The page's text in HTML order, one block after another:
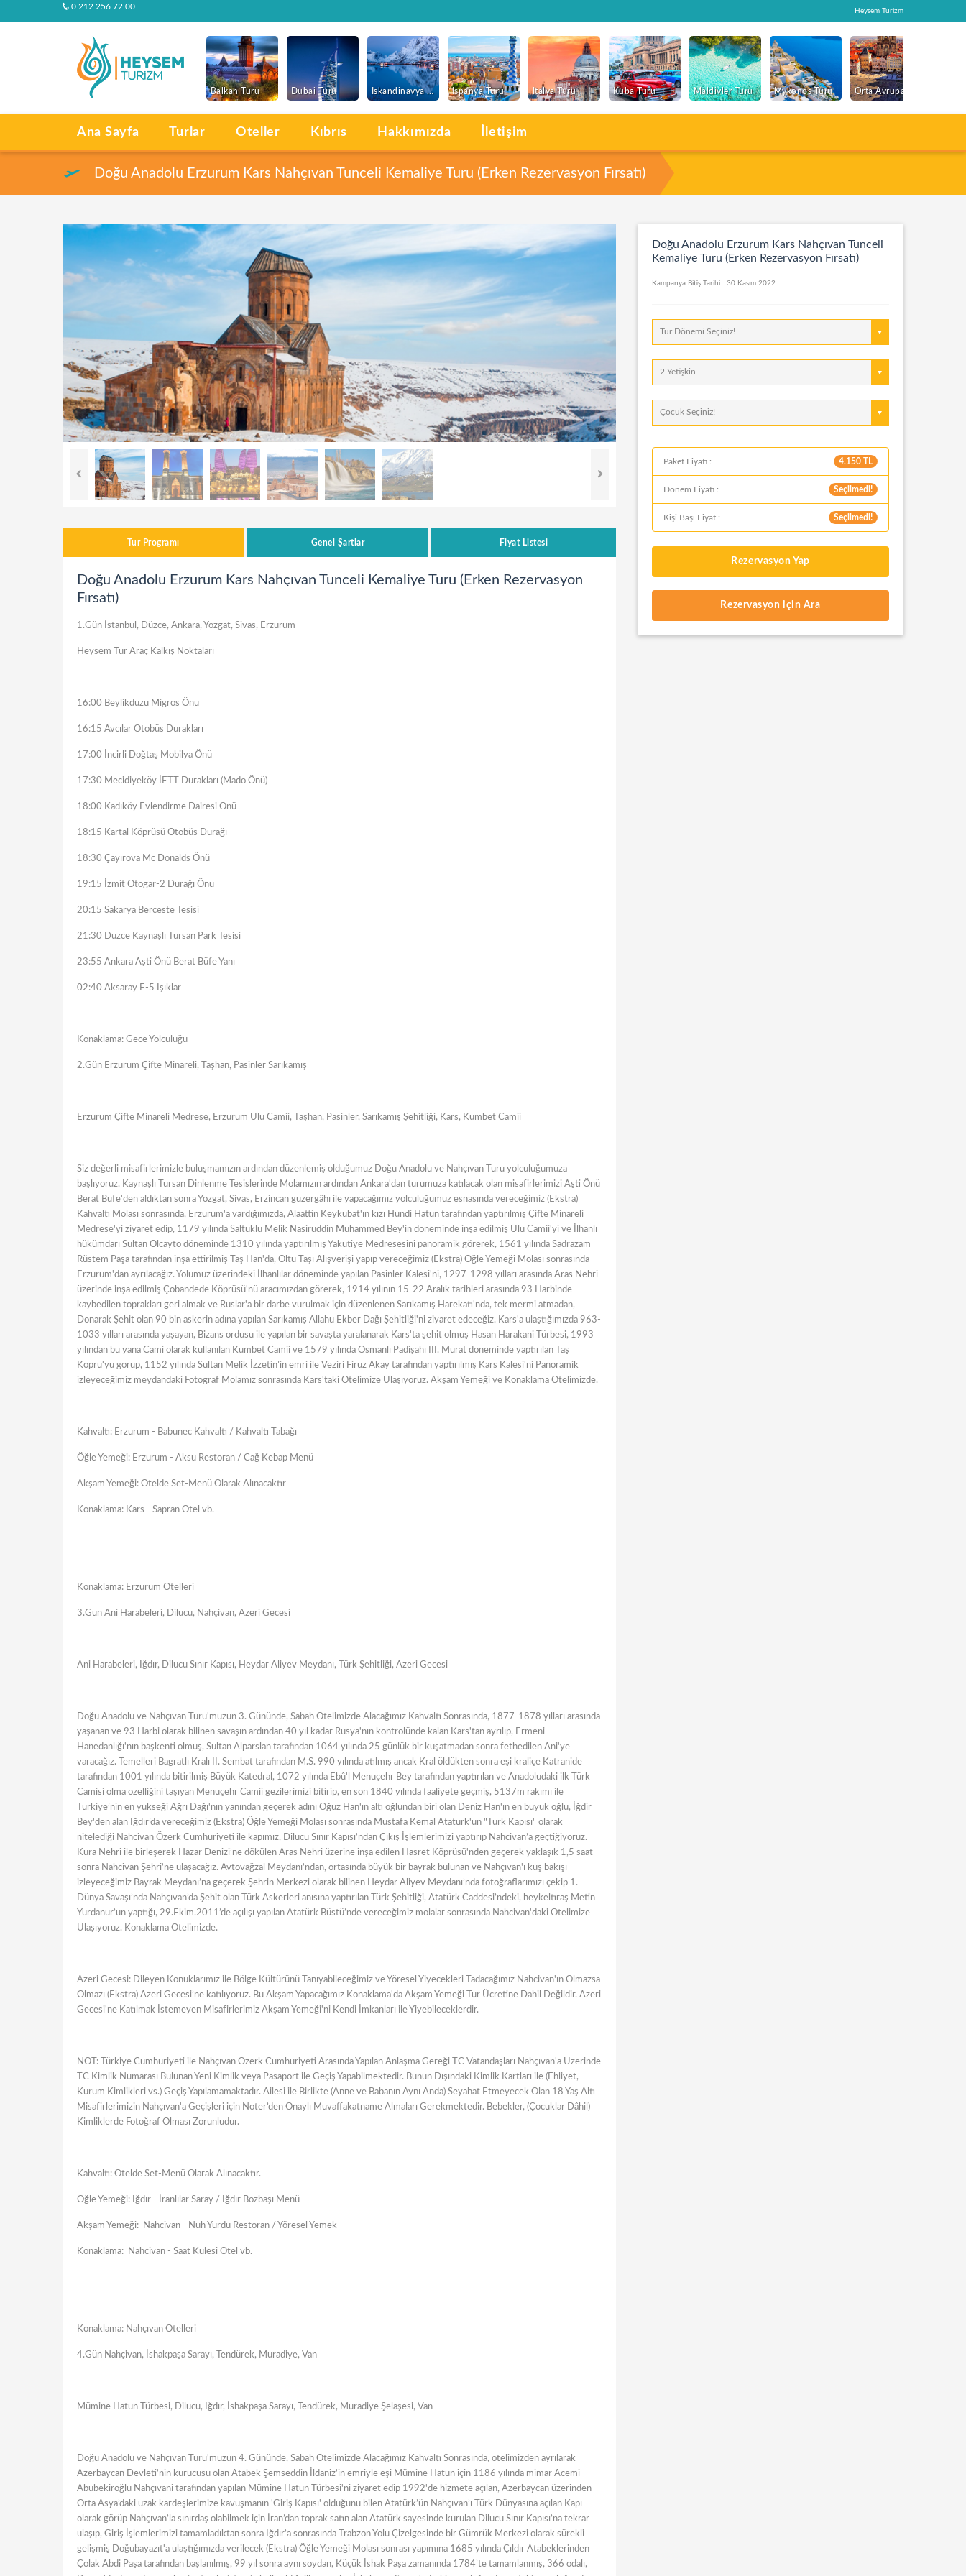
0 212 256 72 00 Heysem Turizm
Balkan Turu Dubai Turu Iskandinavya Turu Ispanya Turu Italya Turu Kuba Turu Maldivler Turu Mykonos Turu
Ana Sayfa Turlar Oteller Kıbrıs Hakkımızda İletişim
Doğu Anadolu Erzurum Kars Nahçıvan Tunceli Kemaliye Turu (Erken Rezervasyon Fırsatı)
Doğu Anadolu Erzurum Kars Nahçıvan Tunceli
Kemaliye Turu (Erken Rezervasyon Fırsatı)
Kampanya Bitiş Tarihi : 30 Kasım 2022
Tur Dönemi Seçiniz!
2 Yetişkin
Çocuk Seçiniz!
Paket Fiyatı : 4.150 TL
Dönem Fiyatı : Seçilmedi!
Kişi Başı Fiyat : Seçilmedi!
Rezervasyon Yap
Rezervasyon için Ara
Tur Programı Genel Şartlar Fiyat Listesi
Doğu Anadolu Erzurum Kars Nahçıvan Tunceli Kemaliye Turu (Erken Rezervasyon
Fırsatı)
1.Gün İstanbul, Düzce, Ankara, Yozgat, Sivas, Erzurum
Heysem Tur Araç Kalkış Noktaları
16:00 Beylikdüzü Migros Önü
16:15 Avcılar Otobüs Durakları
17:00 İncirli Doğtaş Mobilya Önü
17:30 Mecidiyeköy İETT Durakları (Mado Önü)
18:00 Kadıköy Evlendirme Dairesi Önü
18:15 Kartal Köprüsü Otobüs Durağı
18:30 Çayırova Mc Donalds Önü
19:15 İzmit Otogar-2 Durağı Önü
20:15 Sakarya Berceste Tesisi
21:30 Düzce Kaynaşlı Türsan Park Tesisi
23:55 Ankara Aşti Önü Berat Büfe Yanı
02:40 Aksaray E-5 Işıklar
Konaklama: Gece Yolculuğu
2.Gün Erzurum Çifte Minareli, Taşhan, Pasinler Sarıkamış
Erzurum Çifte Minareli Medrese, Erzurum Ulu Camii, Taşhan, Pasinler, Sarıkamış Şehitliği, Kars, Kümbet Camii
Siz değerli misafirlerimizle buluşmamızın ardından düzenlemiş olduğumuz Doğu Anadolu ve Nahçıvan Turu yolculuğumuza
başlıyoruz. Kaynaşlı Tursan Dinlenme Tesislerinde Molamızın ardından Ankara'dan turumuza katılacak olan misafirlerimizi Aşti Önü
Berat Büfe'den aldıktan sonra Yozgat, Sivas, Erzincan güzergâhı ile yapacağımız yolculuğumuz esnasında vereceğimiz (Ekstra)
Kahvaltı Molası sonrasında, Erzurum'a vardığımızda, Alaattin Keykubat'ın kızı Hundi Hatun tarafından yaptırılmış Çifte Minareli
Medrese'yi ziyaret edip, 1179 yılında Saltuklu Melik Nasirüddin Muhammed Bey'in döneminde inşa edilmiş Ulu Camii'yi ve İlhanlı
hükümdarı Sultan Olcayto döneminde 1310 yılında yaptırılmış Yakutiye Medresesini panoramik görerek, 1561 yılında Sadrazam
Rüstem Paşa tarafından inşa ettirilmiş Taş Han'da, Oltu Taşı Alışverişi yapıp vereceğimiz (Ekstra) Öğle Yemeği Molası sonrasında
Erzurum'dan ayrılacağız. Yolumuz üzerindeki İlhanlılar döneminde yapılan Pasinler Kalesi'ni, 1297-1298 yılları arasında Aras Nehri
üzerinde inşa edilmiş Çobandede Köprüsü'nü aracımızdan görerek, 1914 yılının 15-22 Aralık tarihleri arasında 93 Harbinde
kaybedilen toprakları geri almak ve Ruslar'a bir darbe vurulmak için düzenlenen Sarıkamış Harekatı'nda, tek mermi atmadan,
Donarak Şehit olan 90 bin askerin adına yapılan Sarıkamış Allahu Ekber Dağı Şehitliği'ni ziyaret edeceğiz. Kars'a ulaştığımızda 963-
1033 yılları arasında yaşayan, Bizans ordusu ile yapılan bir savaşta yaralanarak Kars'ta şehit olmuş Hasan Harakani Türbesi, 1993
yılından bu yana Cami olarak kullanılan Kümbet Camii ve 1579 yılında Osmanlı Padişahı III. Murat döneminde yaptırılan Taş
Köprü'yü görüp, 1152 yılında Sultan Melik İzzetin’in emri ile Veziri Firuz Akay tarafından yaptırılmış Kars Kalesi'ni Panoramik
izleyeceğimiz meydandaki Fotograf Molamız sonrasında Kars'taki Otelimize Ulaşıyoruz. Akşam Yemeği ve Konaklama Otelimizde.
Kahvaltı: Erzurum - Babunec Kahvaltı / Kahvaltı Tabağı
Öğle Yemeği: Erzurum - Aksu Restoran / Cağ Kebap Menü
Akşam Yemeği: Otelde Set-Menü Olarak Alınacaktır
Konaklama: Kars - Sapran Otel vb.
Konaklama: Erzurum Otelleri
3.Gün Ani Harabeleri, Dilucu, Nahçivan, Azeri Gecesi
Ani Harabeleri, Iğdır, Dilucu Sınır Kapısı, Heydar Aliyev Meydanı, Türk Şehitliği, Azeri Gecesi
Doğu Anadolu ve Nahçıvan Turu'muzun 3. Gününde, Sabah Otelimizde Alacağımız Kahvaltı Sonrasında, 1877-1878 yılları arasında
yaşanan ve 93 Harbi olarak bilinen savaşın ardından 40 yıl kadar Rusya'nın kontrolünde kalan Kars'tan ayrılıp, Ermeni
Hanedanlığı'nın başkenti olmuş, Sultan Alparslan tarafından 1064 yılında 25 günlük bir kuşatmadan sonra fethedilen Ani'ye
varacağız. Temelleri Bagratlı Kralı II. Sembat tarafından M.S. 990 yılında atılmış ancak Kral öldükten sonra eşi kraliçe Katranide
tarafından 1001 yılında bitirilmiş Büyük Katedral, 1072 yılında Ebû'l Menuçehr Bey tarafından yaptırılan ve Anadoludaki ilk Türk
Camisi olma özelliğini taşıyan Menuçehr Camii gezilerimizi bitirip, en son 1840 yılında faaliyete geçmiş, 5137m rakımı ile
Türkiye’nin en yükseği Ağrı Dağı'nın yanından geçerek adını Oğuz Han'ın altı oğlundan biri olan Deniz Han'ın en büyük oğlu, İğdir
Bey'den alan Iğdır’da vereceğimiz (Ekstra) Öğle Yemeği Molası sonrasında Mustafa Kemal Atatürk'ün "Türk Kapısı" olarak
nitelediği Nahcivan Özerk Cumhuriyeti ile kapımız, Dilucu Sınır Kapısı’ndan Çıkış İşlemlerimizi yaptırıp Nahcivan’a geçtiğiyoruz.
Kura Nehri ile birleşerek Hazar Denizi’ne dökülen Aras Nehri üzerine inşa edilen Hasret Köprüsü'nden geçerek yaklaşık 1,5 saat
sonra Nahcivan Şehri’ne ulaşacağız. Avtovağzal Meydanı’ndan, ortasında büyük bir bayrak bulunan ve Nahçıvan'ı kuş bakışı
izleyeceğimiz Bayrak Meydanı’na geçerek Şehrin Merkezi olarak bilinen Heydar Aliyev Meydanı’nda fotoğraflarımızı çekip 1.
Dünya Savaşı’nda Nahçıvan’da Şehit olan Türk Askerleri anısına yaptırılan Türk Şehitliği, Atatürk Caddesi’ndeki, heykeltıraş Metin
Yurdanur’un yaptığı, 29.Ekim.2011’de açılışı yapılan Atatürk Büstü’nde vereceğimiz molalar sonrasında Nahcivan'daki Otelimize
Ulaşıyoruz. Konaklama Otelimizde.
Azeri Gecesi: Dileyen Konuklarımız ile Bölge Kültürünü Tanıyabileceğimiz ve Yöresel Yiyecekleri Tadacağımız Nahcivan'ın Olmazsa
Olmazı (Ekstra) Azeri Gecesi’ne katılıyoruz. Bu Akşam Yapacağımız Konaklama'da Akşam Yemeği Tur Ücretine Dahil Değildir. Azeri
Gecesi'ne Katılmak İstemeyen Misafirlerimiz Akşam Yemeği'ni Kendi İmkanları ile Yiyebileceklerdir.
NOT: Türkiye Cumhuriyeti ile Nahçıvan Özerk Cumhuriyeti Arasında Yapılan Anlaşma Gereği TC Vatandaşları Nahçıvan'a Üzerinde
TC Kimlik Numarası Bulunan Yeni Kimlik veya Pasaport ile Geçiş Yapabilmektedir. Bunun Dışındaki Kimlik Kartları ile (Ehliyet,
Kurum Kimlikleri vs.) Geçiş Yapılamamaktadır. Ailesi ile Birlikte (Anne ve Babanın Aynı Anda) Seyahat Etmeyecek Olan 18 Yaş Altı
Misafirlerimizin Nahçıvan'a Geçişleri için Noter’den Onaylı Muvaffakatname Almaları Gerekmektedir. Bebekler, (Çocuklar Dâhil)
Kimliklerde Fotoğraf Olması Zorunludur.
Kahvaltı: Otelde Set-Menü Olarak Alınacaktır.
Öğle Yemeği: Iğdır - İranlılar Saray / Iğdır Bozbaşı Menü
Akşam Yemeği: Nahcivan - Nuh Yurdu Restoran / Yöresel Yemek
Konaklama: Nahcivan - Saat Kulesi Otel vb.
Konaklama: Nahçıvan Otelleri
4.Gün Nahçivan, İshakpaşa Sarayı, Tendürek, Muradiye, Van
Mümine Hatun Türbesi, Dilucu, Iğdır, İshakpaşa Sarayı, Tendürek, Muradiye Şelaşesi, Van
Doğu Anadolu ve Nahçıvan Turu'muzun 4. Gününde, Sabah Otelimizde Alacağımız Kahvaltı Sonrasında, otelimizden ayrılarak
Azerbaycan Devleti’nin kurucusu olan Atabek Şemseddin İldaniz’in emriyle eşi Mümine Hatun için 1186 yılında mimar Acemi
Abubekiroğlu Nahçıvani tarafından yapılan Mümine Hatun Türbesi'ni ziyaret edip 1992'de hizmete açılan, Azerbaycan üzerinden
Orta Asya’daki uzak kardeşlerimize kavuşmanın 'Giriş Kapısı' olduğunu bilen Atatürk’ün Nahçıvan’ı Türk Dünyasına açılan Kapı
olarak görüp Nahçıvan’la sınırdaş olabilmek için İran’dan toprak satın alan Atatürk sayesinde kurulan Dilucu Sınır Kapısı’na tekrar
ulaşıp, Giriş İşlemlerimizi tamamladıktan sonra Iğdır’a sonrasında Trabzon Yolu Çizelgesinde bir Gümrük Merkezi olarak sürekli
gelişmiş Doğubayazıt'a ulaştığımızda verilecek (Ekstra) Öğle Yemeği Molası sonrası yapımına 1685 yılında Çıldır Atabeklerinden
Çolak Abdi Paşa tarafından başlanılmış, 99 yıl sonra aynı soydan, Küçük İshak Paşa zamanında 1784’te tamamlanmış, 366 odalı,